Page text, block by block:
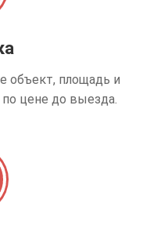
объект, площадь и
цене до выезда.